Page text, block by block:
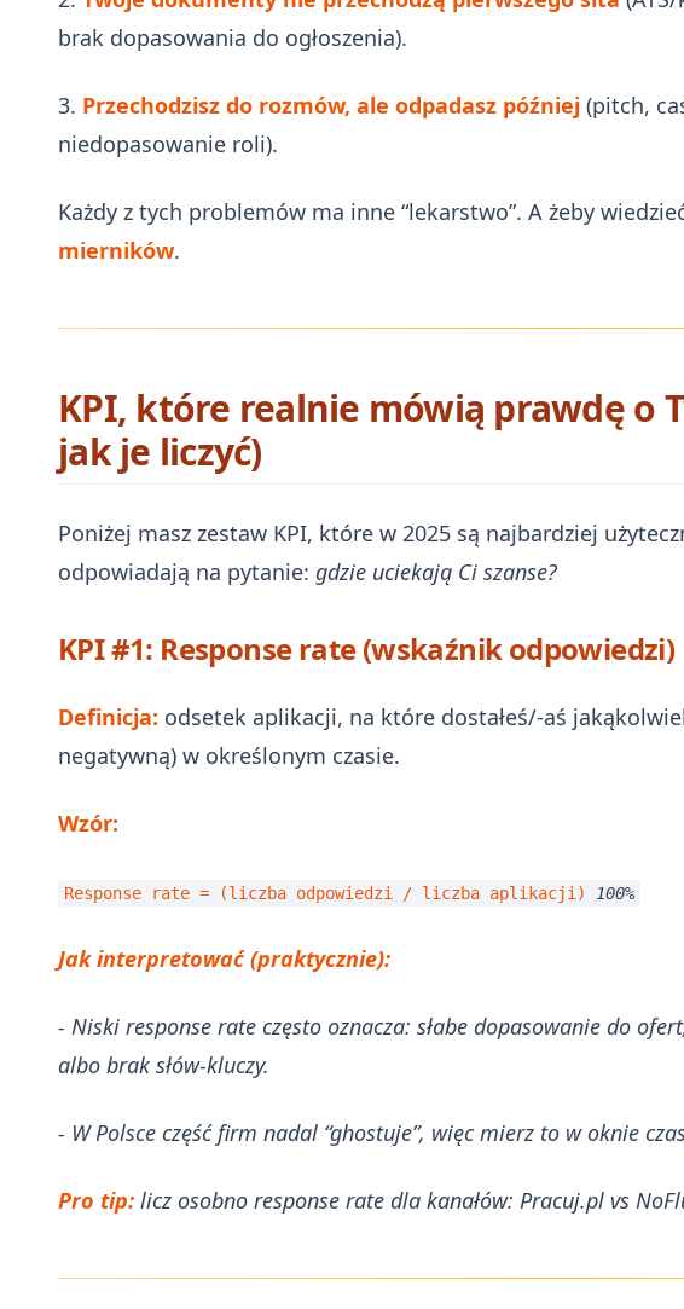
brak dopasowania do ogłoszenia).
3. Przechodzisz do rozmów, ale odpadasz później (pitch,
niedopasowanie roli).
Każdy z tych problemów ma inne “lekarstwo”. A żeby
mierników.
KPI, które realnie mówią prawdę o
jak je liczyć)
Poniżej masz zestaw KPI, które w 2025 są najbardziej
odpowiadają na pytanie: gdzie uciekają Ci szanse?
KPI #1: Response rate (wskaźnik odpowiedzi)
Definicja: odsetek aplikacji, na które dostałeś/-aś
negatywną) w określonym czasie.
Wzór:
Response rate = (liczba odpowiedzi / liczba aplikacji) 100%
Jak interpretować (praktycznie):
- Niski response rate często oznacza: słabe dopasowanie do
albo brak słów-kluczy.
- W Polsce część firm nadal “ghostuje”, więc mierz to w oknie
Pro tip: licz osobno response rate dla kanałów: Pracuj.pl vs